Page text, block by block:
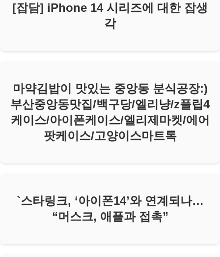
[잡담] iPhone 14 시리즈에 대한 잡생
각
마약김밥이 맛있는 중앙동 분식공장:)
부산중앙동맛집/백구당/엘리냥/z플립4
케이스/아이폰케이스/엘리제마켓/에어
팟케이스/고양이스마트톡
`스타링크, ‘아이폰14’와 연계되나…
“머스크, 애플과 접촉”